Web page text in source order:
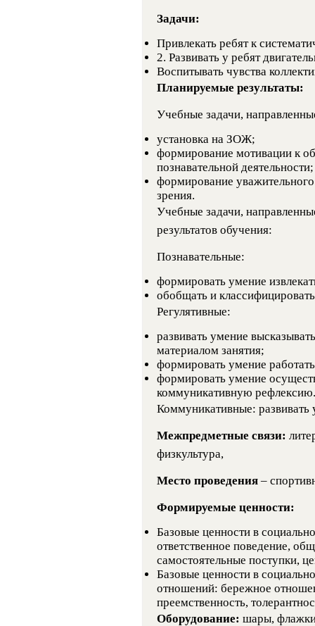
Задачи:
Привлекать ребят к
2. Развивать у ребят
Воспитывать чувства
Планируемые результаты:
Учебные задачи,
установка на ЗОЖ;
формирование мотивации к
познавательной деятельности;
формирование
зрения.
Учебные задачи,
результатов обучения:
Познавательные:
формировать умение
обобщать и
Регулятивные:
развивать умение
материалом занятия;
формировать умение
формировать умение
коммуникативную рефлексию.
Коммуникативные:
Межпредметные связи:
физкультура,
Место проведения –
Формируемые ценности:
Базовые ценности в
ответственное поведение,
самостоятельные поступки,
Базовые ценности в
отношений: бережное
преемственность,
Оборудование: шары,